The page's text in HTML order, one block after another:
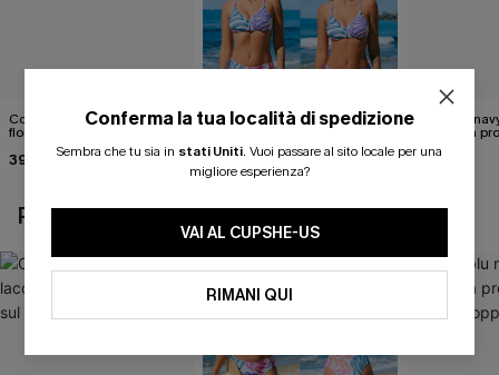
Costume intero con lacci
floreali svolazzanti sul retro
39,00 €
Set di top bikini tropicale
reversibile e pantaloni a vita
media
40,00 €
Abito blu
scollatura
cintura
24,90 €
POTREBBE INTERESSARTI ANCHE
Conferma la tua località di spedizione
Sembra che tu sia in stati Uniti. Vuoi passare al sito locale per una
migliore esperienza?
VAI AL CUPSHE-US
RIMANI QUI